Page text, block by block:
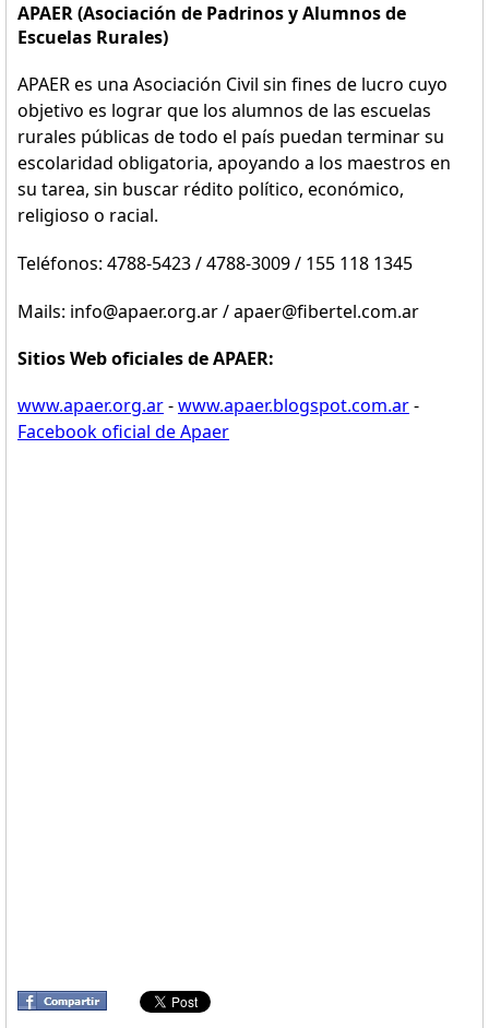
APAER (Asociación de Padrinos y Alumnos de
Escuelas Rurales)
APAER es una Asociación Civil sin fines de lucro cuyo
objetivo es lograr que los alumnos de las escuelas
rurales públicas de todo el país puedan terminar su
escolaridad obligatoria, apoyando a los maestros en
su tarea, sin buscar rédito político, económico,
religioso o racial.
Teléfonos: 4788-5423 / 4788-3009 / 155 118 1345
Mails: info@apaer.org.ar / apaer@fibertel.com.ar
Sitios Web oficiales de APAER:
www.apaer.org.ar-www.apaer.blogspot.com.ar-
Facebook oficial de Apaer